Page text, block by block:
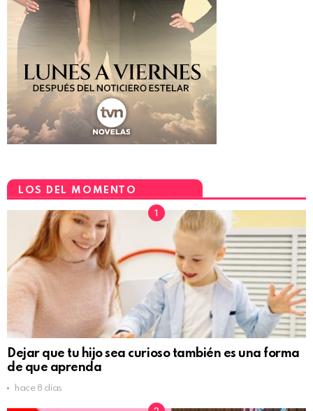
LOS DEL MOMENTO
Dejar que tu hijo sea curioso también es una forma
de que aprenda
hace 8 días